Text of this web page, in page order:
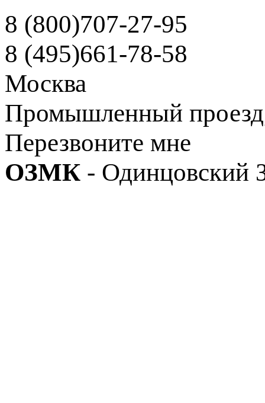
8 (800)707-27-95
8 (495)661-78-58
Москва
Промышленный
Перезвоните мне
ОЗМК - Одинцовский